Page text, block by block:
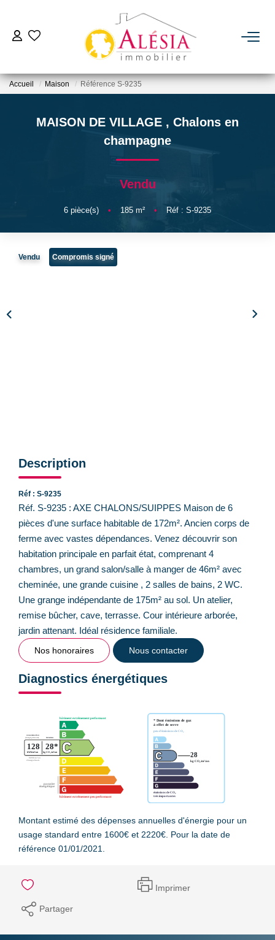
ACHETER
BIENS VENDUS / LOUÉS
NOTRE AGENCE
Accueil Maison Référence S-9235
MAISON DE VILLAGE , Chalons en
champagne
Vendu
6 pièce(s) • 185 m² • Réf : S-9235
Vendu Compromis signé
Description
Réf : S-9235
Réf. S-9235 : AXE CHALONS/SUIPPES Maison de 6
pièces d'une surface habitable de 172m². Ancien corps de
ferme avec vastes dépendances. Venez découvrir son
habitation principale en parfait état, comprenant 4
chambres, un grand salon/salle à manger de 46m² avec
cheminée, une grande cuisine , 2 salles de bains, 2 WC.
Une grange indépendante de 175m² au sol. Un atelier,
remise bûcher, cave, terrasse. Cour intérieure arborée,
jardin attenant. Idéal résidence familiale.
Nos honoraires Nous contacter
Diagnostics énergétiques
Montant estimé des dépenses annuelles d'énergie pour un
usage standard entre 1600€ et 2220€. Pour la date de
référence 01/01/2021.
Imprimer
Partager